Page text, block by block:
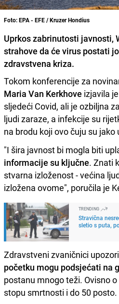
Foto: EPA - EFE / Kruzer Hondius
Uprkos zabrinutosti javnosti,
strahove da će virus postati
zdravstvena kriza.
Tokom konferencije za
Maria Van Kerkhove izjavila
sljedeći Covid, ali je ozbiljna
ljudi zaraze, a infekcije su
na brodu koji ovo čuju su jako
"I šira javnost bi mogla biti
informacije su ključne. Znati
stvarna izloženost - većina
izložena ovome", poručila je
TRENDING
Stravična
sletio s puta,
Zdravstveni zvaničnici
početku mogu podsjećati na
postanu mnogo teži. Ovisno
stopu smrtnosti i do 50 posto.